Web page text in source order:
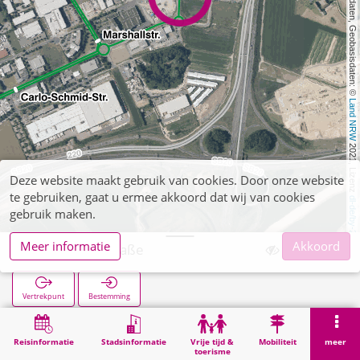
, Kartendaten, Geobasisdaten: ©
Land NRW
2021, Lizenz
dl-de/by-2-0
Reisinformatie Stadsinformatie
Vrije tijd &
toerisme
Mobiliteit meer
Mitterrandstraße
Vertrekpunt Bestemming
Zoekopracht Mitterrandstraße
Deze website maakt gebruik van cookies. Door onze website
te gebruiken, gaat u ermee akkoord dat wij van cookies
gebruik maken.
Meer informatie
Akkoord